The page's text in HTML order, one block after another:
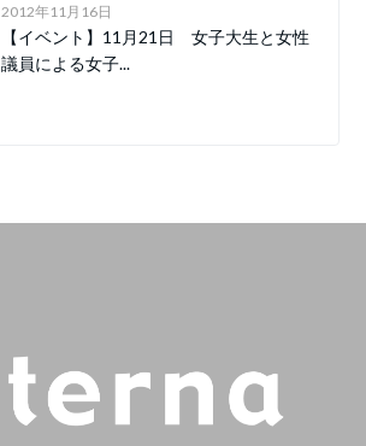
2012年11月16日
【イベント】11月21日 女子大生と女性
議員による女子...